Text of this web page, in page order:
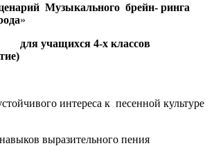
Музыкального брейн- ринга
»
для учащихся 4-х классов
интереса к песенной культуре
выразительного пения